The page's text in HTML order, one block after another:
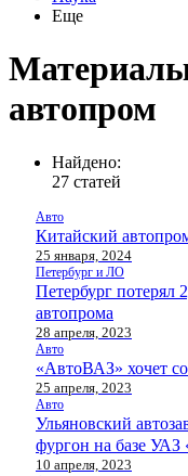
Еще
автопром
Найдено:
27 статей
Авто
Китайский
25 января, 2024
Петербург и ЛО
Петербург потерял
автопрома
28 апреля, 2023
Авто
«АвтоВАЗ» хочет
25 апреля, 2023
Авто
Ульяновский
фургон на базе
10 апреля, 2023